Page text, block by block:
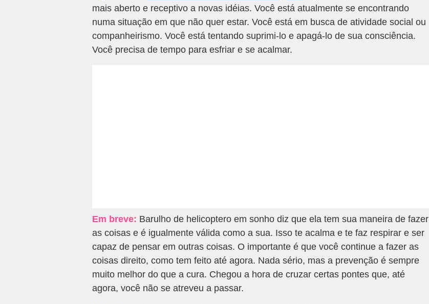
mais aberto e receptivo a novas idéias. Você está atualmente se encontrando
numa situação em que não quer estar. Você está em busca de atividade social ou
companheirismo. Você está tentando suprimi-lo e apagá-lo de sua consciência.
Você precisa de tempo para esfriar e se acalmar.
Em breve: Barulho de helicoptero em sonho diz que ela tem sua maneira de fazer
as coisas e é igualmente válida como a sua. Isso te acalma e te faz respirar e ser
capaz de pensar em outras coisas. O importante é que você continue a fazer as
coisas direito, como tem feito até agora. Nada sério, mas a prevenção é sempre
muito melhor do que a cura. Chegou a hora de cruzar certas pontes que, até
agora, você não se atreveu a passar.